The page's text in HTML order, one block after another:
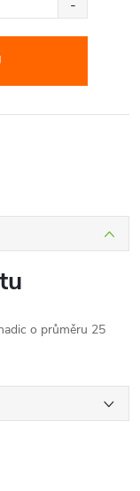
o průměru 25